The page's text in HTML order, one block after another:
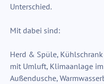
Unterschied.
Mit dabei sind:
Herd & Spüle,
mit Umluft, Klimaanlage
Außendusche,